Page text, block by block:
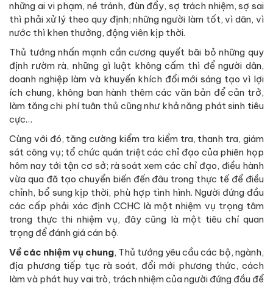
những ai vi phạm, né tránh, đùn đẩy, sợ trách nhiệm, sợ sai
thì phải xử lý theo quy định; những người làm tốt, vì dân, vì
nước thì khen thưởng, động viên kịp thời.
Thủ tướng nhấn mạnh cần cương quyết bãi bỏ những quy
định rườm rà, những gì luật không cấm thì để người dân,
doanh nghiệp làm và khuyến khích đổi mới sáng tạo vì lợi
ích chung, không ban hành thêm các văn bản để cản trở,
làm tăng chi phí tuân thủ cũng như khả năng phát sinh tiêu
cực…
Cùng với đó, tăng cường kiểm tra kiểm tra, thanh tra, giám
sát công vụ; tổ chức quán triệt các chỉ đạo của phiên họp
hôm nay tới tận cơ sở; rà soát xem các chỉ đạo, điều hành
vừa qua đã tạo chuyển biến đến đâu trong thực tế để điều
chỉnh, bổ sung kịp thời, phù hợp tình hình. Người đứng đầu
các cấp phải xác định CCHC là một nhiệm vụ trọng tâm
trong thực thi nhiệm vụ, đây cũng là một tiêu chí quan
trọng để đánh giá cán bộ.
Về các nhiệm vụ chung, Thủ tướng yêu cầu các bộ, ngành,
địa phương tiếp tục rà soát, đổi mới phương thức, cách
làm và phát huy vai trò, trách nhiệm của người đứng đầu để